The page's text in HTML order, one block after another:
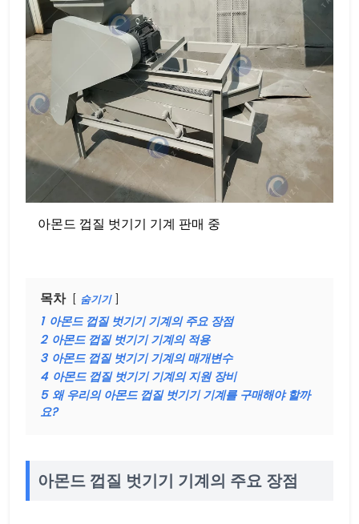
아몬드 껍질 벗기기 기계 판매 중
목차 숨기기
1 아몬드 껍질 벗기기 기계의 주요 장점
2 아몬드 껍질 벗기기 기계의 적용
3 아몬드 껍질 벗기기 기계의 매개변수
4 아몬드 껍질 벗기기 기계의 지원 장비
5 왜 우리의 아몬드 껍질 벗기기 기계를 구매해야 할까
요?
아몬드 껍질 벗기기 기계의 주요 장점